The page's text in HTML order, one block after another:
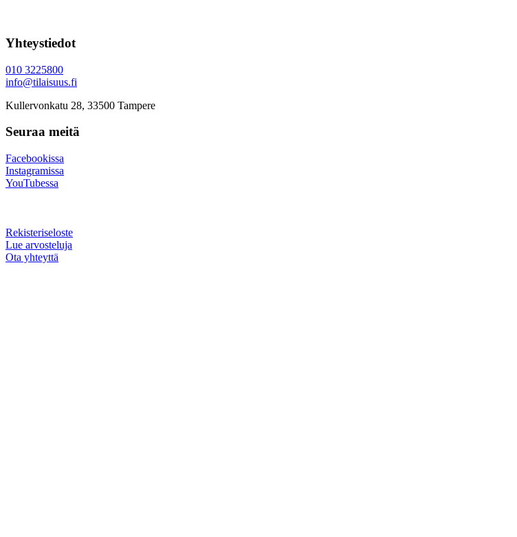
Yhteystiedot
010 3225800
info@tilaisuus.fi
Kullervonkatu 28, 33500 Tampere
Seuraa meitä
Facebookissa
Instagramissa
YouTubessa
Rekisteriseloste
Lue arvosteluja
Ota yhteyttä